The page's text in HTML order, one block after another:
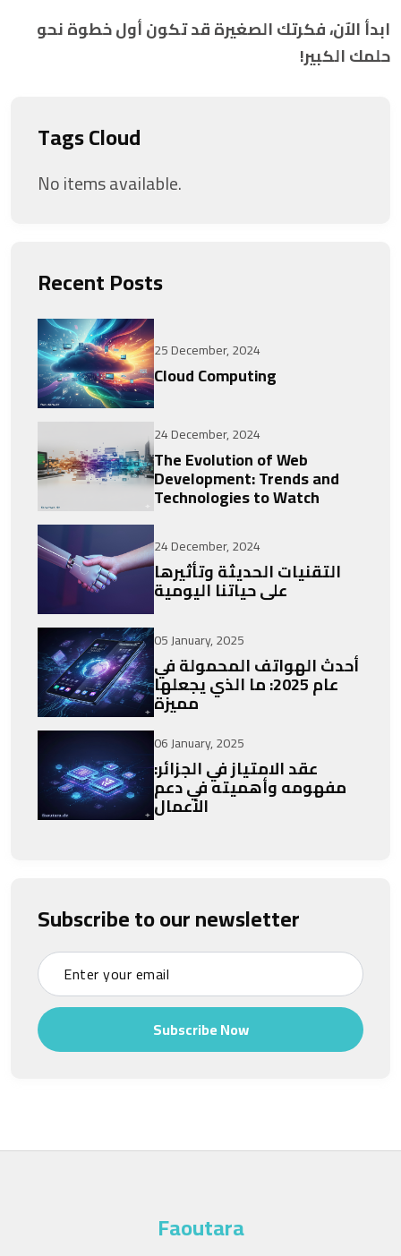
ابدأ الآن، فكرتك الصغيرة قد تكون أول خطوة نحو
حلمك الكبير!
Tags Cloud
No items available.
Recent Posts
25 December, 2024
Cloud Computing
24 December, 2024
The Evolution of Web
Development: Trends and
Technologies to Watch
24 December, 2024
التقنيات الحديثة وتأثيرها
على حياتنا اليومية
05 January, 2025
أحدث الهواتف المحمولة في
عام 2025: ما الذي يجعلها
مميزة
06 January, 2025
عقد الامتياز في الجزائر:
مفهومه وأهميته في دعم
الأعمال
Subscribe to our newsletter
Subscribe Now
Faoutara